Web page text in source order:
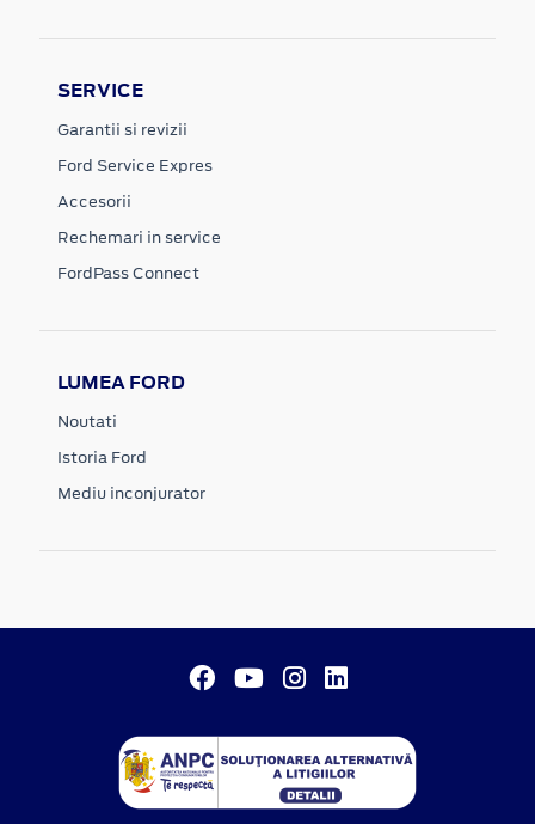
SERVICE
Garantii si revizii
Ford Service Expres
Accesorii
Rechemari in service
FordPass Connect
LUMEA FORD
Noutati
Istoria Ford
Mediu inconjurator